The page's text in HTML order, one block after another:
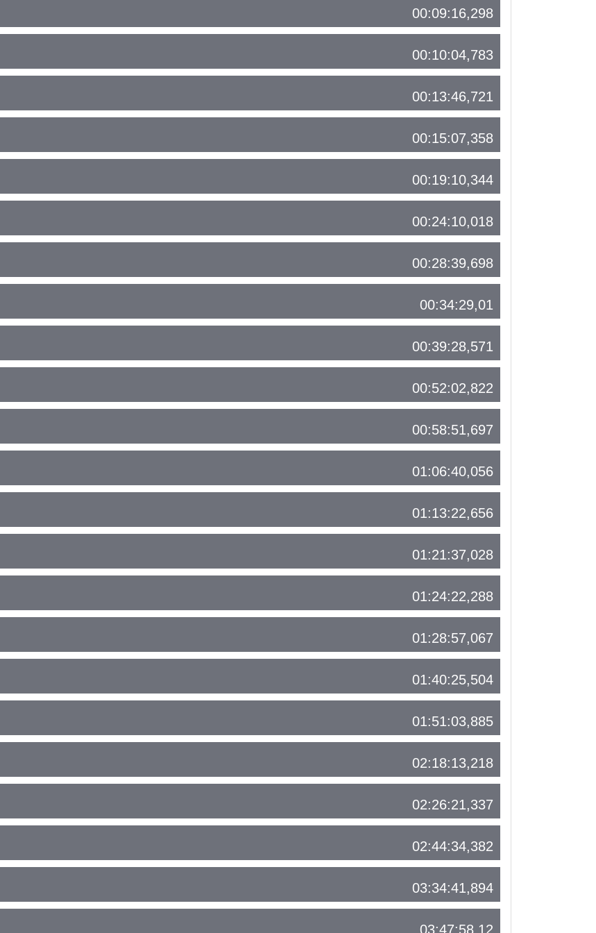
00:09:16,298
00:10:04,783
00:13:46,721
00:15:07,358
00:19:10,344
00:24:10,018
00:28:39,698
00:34:29,01
00:39:28,571
00:52:02,822
00:58:51,697
01:06:40,056
01:13:22,656
01:21:37,028
01:24:22,288
01:28:57,067
01:40:25,504
01:51:03,885
02:18:13,218
02:26:21,337
02:44:34,382
03:34:41,894
03:47:58,12